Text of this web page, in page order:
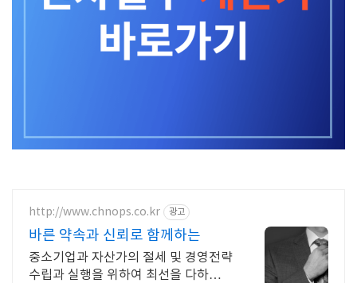
http://www.chnops.co.kr 광고
바른 약속과 신뢰로 함께하는
중소기업과 자산가의 절세 및 경영전략
수립과 실행을 위하여 최선을 다하고